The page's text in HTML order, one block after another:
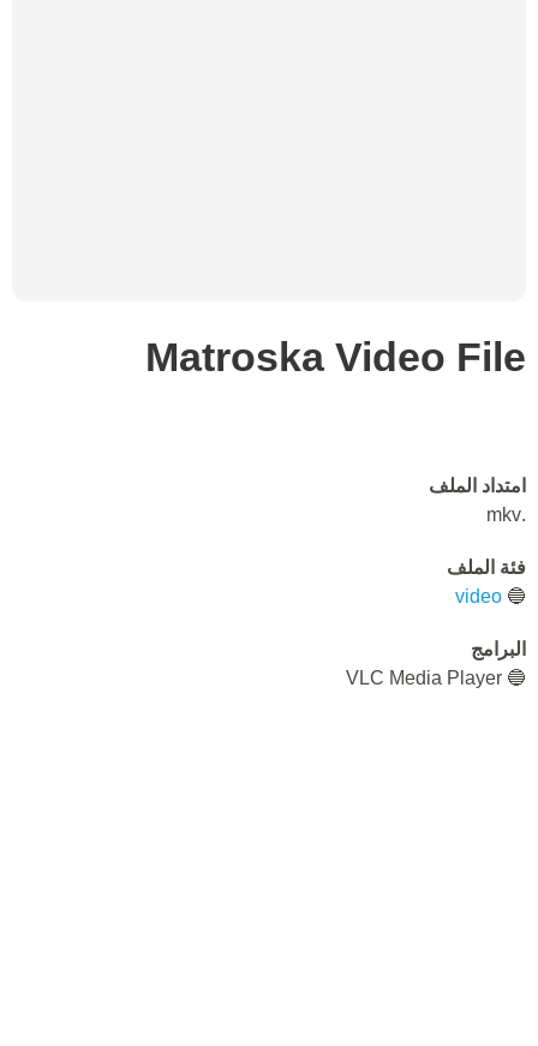
Matroska Video File
امتداد الملف
.mkv
فئة الملف
🔵
video
البرامج
🔵 VLC Media Player